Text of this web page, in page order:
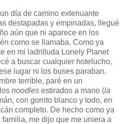
día de camino extenuante
destapadas y empinadas, llegué
aún que ni aparece en los
como se llamaba. Como ya
en mi ladrilluda Lonely Planet
a buscar cualquier hotelucho,
lugar ni los buses paraban.
terrible, paré en un
noodles estirados a mano (la
con gorrito blanco y todo, en
completo. De hecho como ya
me dijo que me uniera a